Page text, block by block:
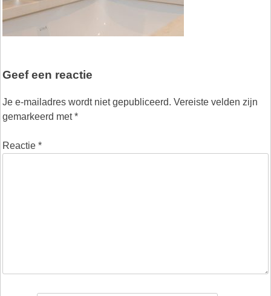
Geef een reactie
Je e-mailadres wordt niet gepubliceerd. Vereiste velden zijn
gemarkeerd met*
Reactie *